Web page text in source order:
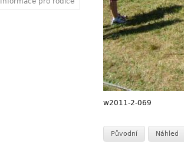
w2011-2-069
Původní Náhled